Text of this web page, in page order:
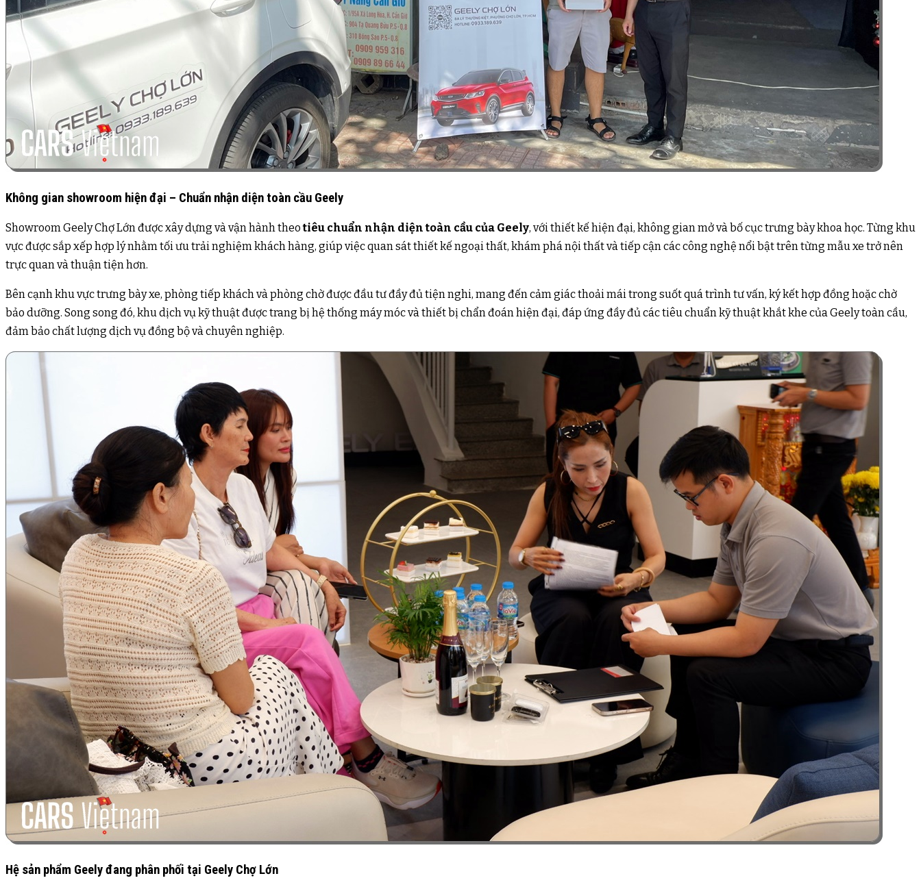
Không gian showroom hiện đại – Chuẩn nhận diện toàn cầu Geely
Showroom Geely Chợ Lớn được xây dựng và vận hành theotiêu chuẩn nhận diện toàn cầu của Geely, với thiết kế hiện đại, không gian mở và bố cục trưng bày khoa học. Từng khu
vực được sắp xếp hợp lý nhằm tối ưu trải nghiệm khách hàng, giúp việc quan sát thiết kế ngoại thất, khám phá nội thất và tiếp cận các công nghệ nổi bật trên từng mẫu xe trở nên
trực quan và thuận tiện hơn.
Bên cạnh khu vực trưng bày xe, phòng tiếp khách và phòng chờ được đầu tư đầy đủ tiện nghi, mang đến cảm giác thoải mái trong suốt quá trình tư vấn, ký kết hợp đồng hoặc chờ
bảo dưỡng. Song song đó, khu dịch vụ kỹ thuật được trang bị hệ thống máy móc và thiết bị chẩn đoán hiện đại, đáp ứng đầy đủ các tiêu chuẩn kỹ thuật khắt khe của Geely toàn cầu,
đảm bảo chất lượng dịch vụ đồng bộ và chuyên nghiệp.
Hệ sản phẩm Geely đang phân phối tại Geely Chợ Lớn